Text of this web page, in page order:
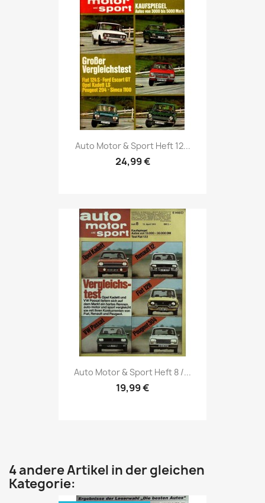
Vorschau
Auto Motor & Sport Heft 12...
24,99 €
Vorschau
Auto Motor & Sport Heft 8 /...
19,99 €
4 andere Artikel in der gleichen
Kategorie: